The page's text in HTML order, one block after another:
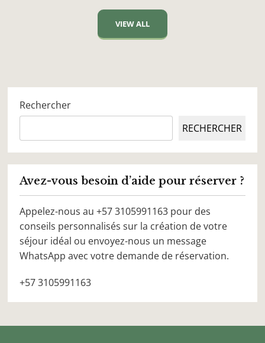
VIEW ALL
Rechercher
RECHERCHER
Avez-vous besoin d’aide pour réserver ?
Appelez-nous au +57 3105991163 pour des
conseils personnalisés sur la création de votre
séjour idéal ou envoyez-nous un message
WhatsApp avec votre demande de réservation.
+57 3105991163